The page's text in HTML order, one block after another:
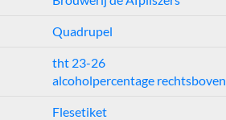
Quadrupel
tht 23-26
alcoholpercentage rechtsboven
Flesetiket